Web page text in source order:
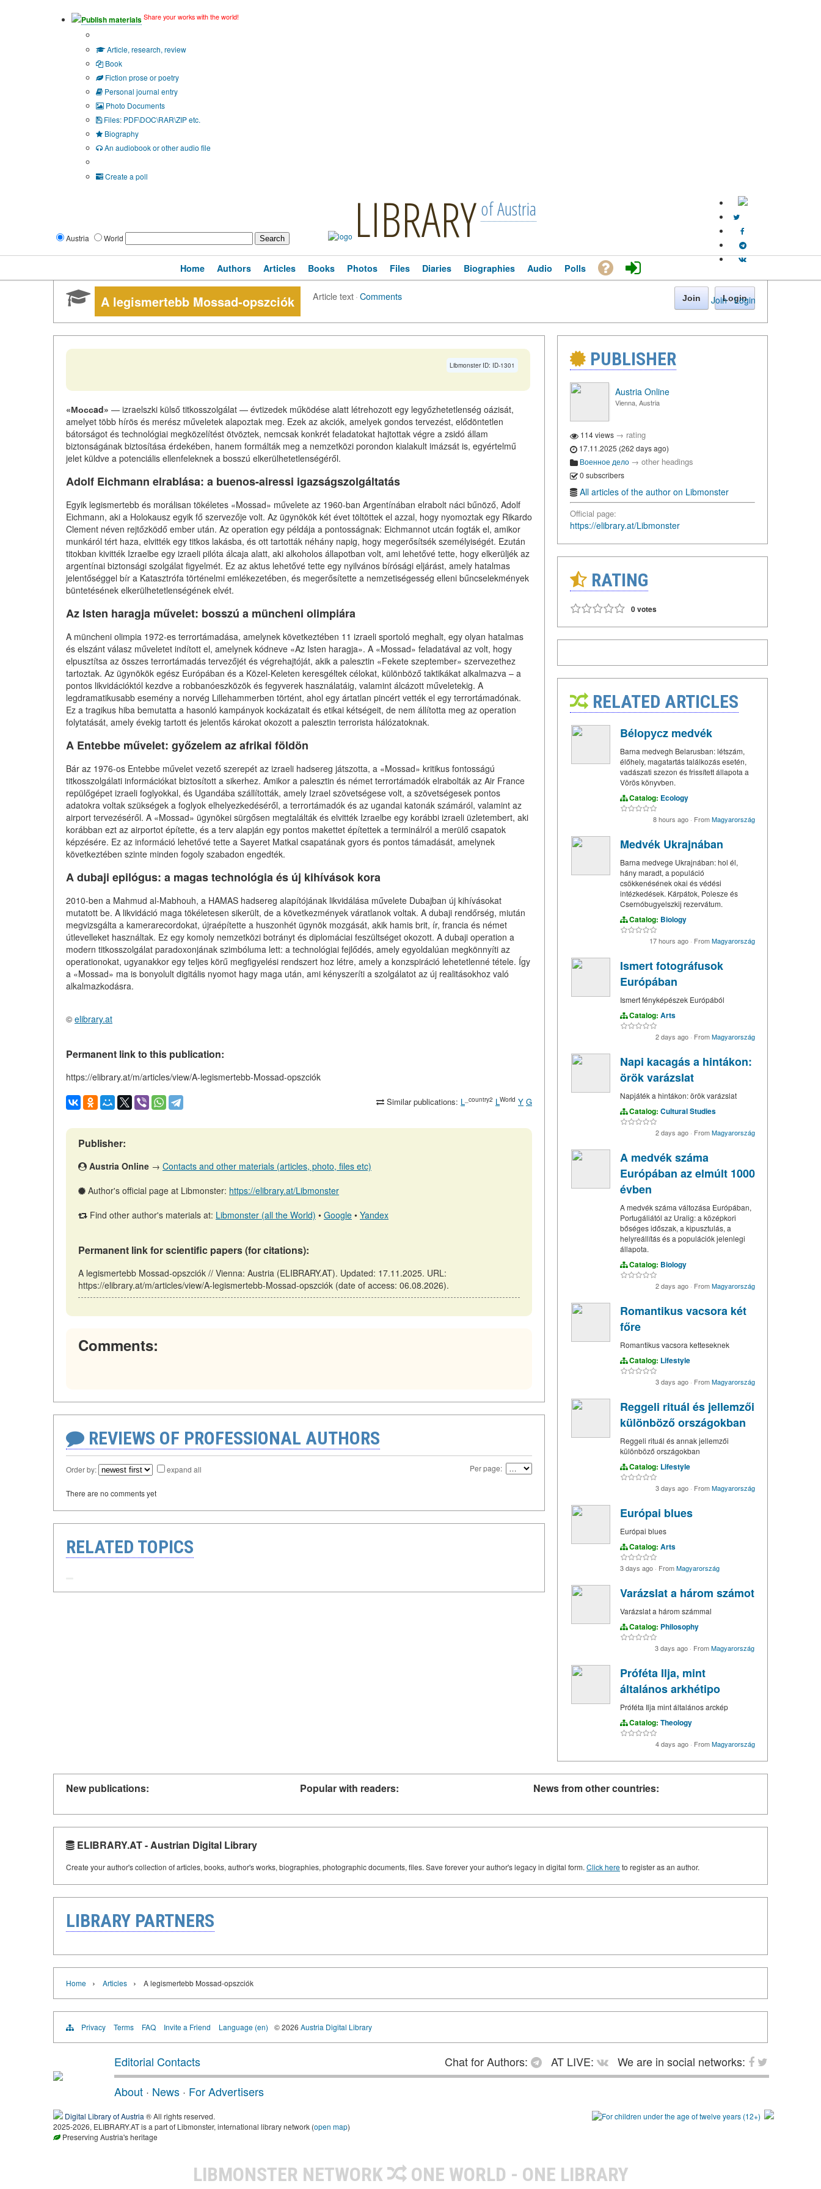
Publish materials Share your works with the world!
Article, research, review
Book
Fiction prose or poetry
Personal journal entry
Photo Documents
Files: PDF\DOC\RAR\ZIP etc.
Biography
An audiobook or other audio file
Create a poll
Austria World LIBRARY of Austria
Join · Login
Home Authors Articles Books Photos Files Diaries Biographies Audio Polls
A legismertebb Mossad-opszciók Article text·Comments Join Login
Libmonster ID: ID-1301
«Моссad» — izraelszki külső titkosszolgálat — évtizedek működése alatt létrehozott egy legyőzhetetlenség oázisát,
amelyet több hírös és merész műveletek alapoztak meg. Ezek az akciók, amelyek gondos tervezést, elődöntetlen
bátorságot és technológiai megközelítést ötvöztek, nemcsak konkrét feladatokat hajtottak végre a zsidó állam
biztonságának biztosítása érdekében, hanem formálták meg a nemzetközi porondon kialakult imázsát is, egyértelmű
jelet küldve a potenciális ellenfeleknek a bosszú elkerülhetetlenségéről.
Adolf Eichmann elrablása: a buenos-airessi igazságszolgáltatás
Egyik legismertebb és morálisan tökéletes «Mossad» művelete az 1960-ban Argentínában elrabolt náci bűnöző, Adolf
Eichmann, aki a Holokausz egyik fő szervezője volt. Az ügynökök két évet töltöttek el azzal, hogy nyomoztak egy Rikardo
Clement néven rejtőzködő ember után. Az operation egy példája a pontosságnak: Eichmannot utcán fogták el, amikor
munkáról tért haza, elvitték egy titkos lakásba, és ott tartották néhány napig, hogy megerősítsék személyiségét. Ezután
titokban kivitték Izraelbe egy izraeli pilóta álcaja alatt, aki alkoholos állapotban volt, ami lehetővé tette, hogy elkerüljék az
argentínai biztonsági szolgálat figyelmét. Ez az aktus lehetővé tette egy nyilvános bírósági eljárást, amely hatalmas
jelentőséggel bír a Katasztrófa történelmi emlékezetében, és megerősítette a nemzetiségesség elleni bűncselekmények
büntetésének elkerülhetetlenségének elvét.
Az Isten haragja művelet: bosszú a müncheni olimpiára
A müncheni olimpia 1972-es terrortámadása, amelynek következtében 11 izraeli sportoló meghalt, egy olyan hatalmas
és elszánt válasz műveletet indított el, amelynek kódneve «Az Isten haragja». A «Mossad» feladatával az volt, hogy
elpusztítsa az összes terrortámadás tervezőjét és végrehajtóját, akik a palesztin «Fekete szeptember» szervezethez
tartoztak. Az ügynökök egész Európában és a Közel-Keleten keresgéltek célokat, különböző taktikákat alkalmazva – a
pontos likvidációktól kezdve a robbanóeszközök és fegyverek használatáig, valamint álcázott műveletekig. A
legdramatikusabb esemény a norvég Lillehammerben történt, ahol egy ártatlan pincért vették el egy terrortámadónak.
Ez a tragikus hiba bemutatta a hasonló kampányok kockázatait és etikai kétségeit, de nem állította meg az operation
folytatását, amely évekig tartott és jelentős károkat okozott a palesztin terrorista hálózatoknak.
A Entebbe művelet: győzelem az afrikai földön
Bár az 1976-os Entebbe művelet vezető szerepét az izraeli hadsereg játszotta, a «Mossad» kritikus fontosságú
titkosszolgálati információkat biztosított a sikerhez. Amikor a palesztin és német terrortámadók elrabolták az Air France
repülőgépet izraeli foglyokkal, és Ugandába szállították, amely Izrael szövetségese volt, a szövetségesek pontos
adatokra voltak szükségek a foglyok elhelyezkedéséről, a terrortámadók és az ugandai katonák számáról, valamint az
airport tervezéséről. A «Mossad» ügynökei sürgősen megtalálták és elvitték Izraelbe egy korábbi izraeli üzletembert, aki
korábban ezt az airportot építette, és a terv alapján egy pontos makettet építettek a terminálról a merülő csapatok
képzésére. Ez az információ lehetővé tette a Sayeret Matkal csapatának gyors és pontos támadását, amelynek
következtében szinte minden fogoly szabadon engedték.
A dubaji epilógus: a magas technológia és új kihívások kora
2010-ben a Mahmud al-Mabhouh, a HAMAS hadsereg alapítójának likvidálása művelete Dubajban új kihívásokat
mutatott be. A likvidáció maga tökéletesen sikerült, de a következmények váratlanok voltak. A dubaji rendőrség, miután
megvizsgálta a kamerarecordokat, újraépítette a huszonhét ügynök mozgását, akik hamis brit, ír, francia és német
útlevelleket használtak. Ez egy komoly nemzetközi botrányt és diplomáciai feszültséget okozott. A dubaji operation a
modern titkosszolgálat paradoxonjának szimbóluma lett: a technológiai fejlődés, amely egyoldalúan megkönnyíti az
operationokat, ugyanakkor egy teljes körű megfigyelési rendszert hoz létre, amely a konzspiráció lehetetlenné tétele. Így
a «Mossad» ma is bonyolult digitális nyomot hagy maga után, ami kényszeríti a szolgálatot az új realitásokhoz való
alkalmazkodásra.
© elibrary.at
Permanent link to this publication:
https://elibrary.at/m/articles/view/A-legismertebb-Mossad-opszciók
Similar publications: L _country2 LWorld Y G
Publisher:
Austria Online → Contacts and other materials (articles, photo, files etc)
Author's official page at Libmonster: https://elibrary.at/Libmonster
Find other author's materials at: Libmonster (all the World) • Google • Yandex
Permanent link for scientific papers (for citations):
A legismertebb Mossad-opszciók // Vienna: Austria (ELIBRARY.AT). Updated: 17.11.2025. URL:
https://elibrary.at/m/articles/view/A-legismertebb-Mossad-opszciók (date of access: 06.08.2026).
Comments:
REVIEWS OF PROFESSIONAL AUTHORS
Order by: expand all Per page:
There are no comments yet
RELATED TOPICS
PUBLISHER
Austria Online
Vienna, Austria
114 views → rating
17.11.2025 (262 days ago)
Военное дело → other headings
0 subscribers
All articles of the author on Libmonster
Official page:
https://elibrary.at/Libmonster
RATING
0 votes
RELATED ARTICLES
Bélорусz medvék
Barna medvegh Belarusban: létszám,
élőhely, magatartás találkozás esetén,
vadászati szezon és frissített állapota a
Vörös könyvben.
Catalog: Ecology
8 hours ago · FromMagyarország
Medvék Ukrajnában
Barna medvege Ukrajnában: hol él,
hány maradt, a populáció
csökkenésének okai és védési
intézkedések. Kárpátok, Polesze és
Csernóbugyelszkij rezervátum.
Catalog: Biology
17 hours ago · FromMagyarország
Ismert fotográfusok
Európában
Ismert fényképészek Európából
Catalog: Arts
2 days ago · FromMagyarország
Napi kacagás a hintákon:
örök varázslat
Napjáték a hintákon: örök varázslat
Catalog: Cultural Studies
2 days ago · FromMagyarország
A medvék száma
Európában az elmúlt 1000
évben
A medvék száma változása Európában,
Portugáliától az Uralig: a középkori
bőséges időszak, a kipusztulás, a
helyreállítás és a populációk jelenlegi
állapota.
Catalog: Biology
2 days ago · FromMagyarország
Romantikus vacsora két
főre
Romantikus vacsora ketteseknek
Catalog: Lifestyle
3 days ago · FromMagyarország
Reggeli rituál és jellemzői
különböző országokban
Reggeli rituál és annak jellemzői
különböző országokban
Catalog: Lifestyle
3 days ago · FromMagyarország
Európai blues
Európai blues
Catalog: Arts
3 days ago · FromMagyarország
Varázslat a három számot
Varázslat a három számmal
Catalog: Philosophy
3 days ago · FromMagyarország
Próféta Ilja, mint
általános arkhétipo
Próféta Ilja mint általános arckép
Catalog: Theology
4 days ago · FromMagyarország
New publications: Popular with readers: News from other countries:
ELIBRARY.AT - Austrian Digital Library
Create your author's collection of articles, books, author's works, biographies, photographic documents, files. Save forever your author's legacy in digital form. Click hereto register as an author.
LIBRARY PARTNERS
Home › Articles › A legismertebb Mossad-opszciók
Privacy Terms FAQ Invite a Friend Language (en) © 2026 Austria Digital Library
Editorial Contacts Chat for Authors: AT LIVE:
We are in social networks:
About · News · For Advertisers
Digital Library of Austria ® All rights reserved.
2025-2026, ELIBRARY.AT is a part of Libmonster, international library network (open map)
Preserving Austria's heritage
LIBMONSTER NETWORK ONE WORLD - ONE LIBRARY